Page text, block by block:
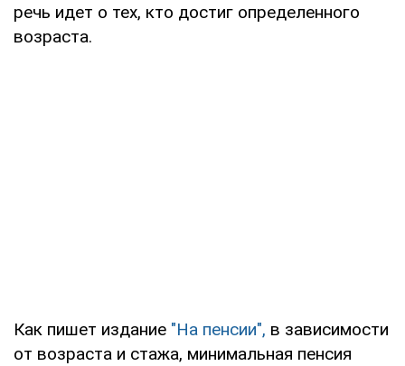
речь идет о тех, кто достиг определенного
возраста.
Как пишет издание "На пенсии", в зависимости
от возраста и стажа, минимальная пенсия